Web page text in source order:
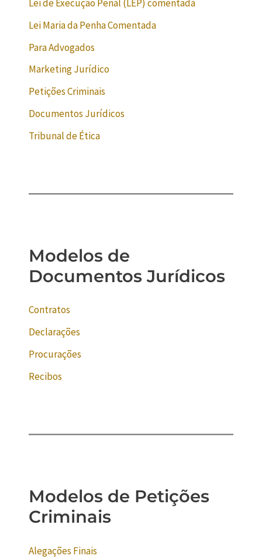
Lei de Execução Penal (LEP) comentada
Lei Maria da Penha Comentada
Para Advogados
Marketing Jurídico
Petições Criminais
Documentos Jurídicos
Tribunal de Ética
Modelos de
Documentos Jurídicos
Contratos
Declarações
Procurações
Recibos
Modelos de Petições
Criminais
Alegações Finais